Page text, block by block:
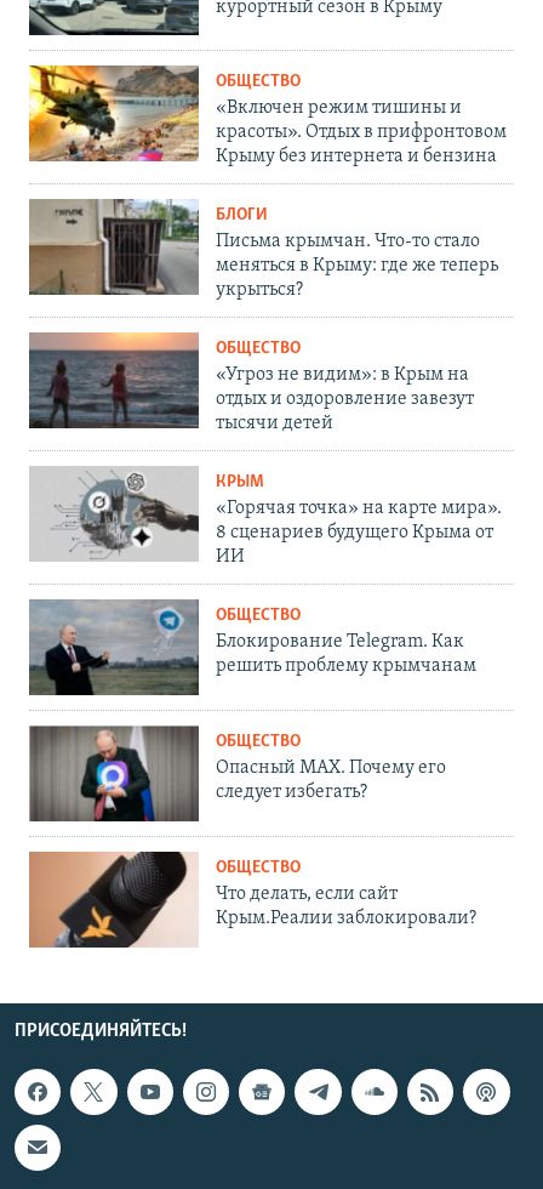
курортный сезон в Крыму
ОБЩЕСТВО
«Включен режим тишины и
красоты». Отдых в прифронтовом
Крыму без интернета и бензина
БЛОГИ
Письма крымчан. Что-то стало
меняться в Крыму: где же теперь
укрыться?
ОБЩЕСТВО
«Угроз не видим»: в Крым на
отдых и оздоровление завезут
тысячи детей
КРЫМ
«Горячая точка» на карте мира».
8 сценариев будущего Крыма от
ИИ
ОБЩЕСТВО
Блокирование Telegram. Как
решить проблему крымчанам
ОБЩЕСТВО
Опасный MAX. Почему его
следует избегать?
ОБЩЕСТВО
Что делать, если сайт
Крым.Реалии заблокировали?
ПРИСОЕДИНЯЙТЕСЬ!